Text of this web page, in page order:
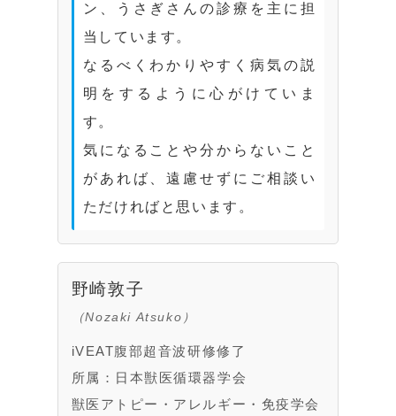
ン、うさぎさんの診療を主に担
当しています。
なるべくわかりやすく病気の説
明をするように心がけていま
す。
気になることや分からないこと
があれば、遠慮せずにご相談い
ただければと思います。
野崎敦子
（Nozaki Atsuko）
iVEAT腹部超音波研修修了
所属：日本獣医循環器学会
獣医アトピー・アレルギー・免疫学会